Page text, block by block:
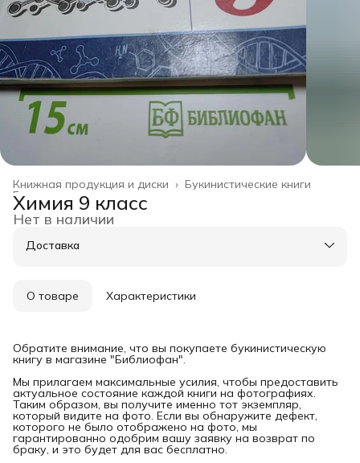
Букинистические книги
Книжная продукция и диски ›
Главная
Химия 9 класс
Нет в наличии
Доставка
О товаре Характеристики
Обратите внимание, что вы покупаете букинистическую
книгу в магазине "Библиофан".
Мы прилагаем максимальные усилия, чтобы предоставить
актуальное состояние каждой книги на фотографиях.
Таким образом, вы получите именно тот экземпляр,
который видите на фото. Если вы обнаружите дефект,
которого не было отображено на фото, мы
гарантированно одобрим вашу заявку на возврат по
браку, и это будет для вас бесплатно.